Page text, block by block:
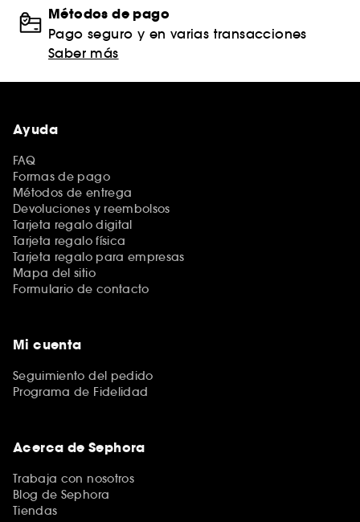
Métodos de pago
Pago seguro y en varias transacciones
Saber más
Ayuda
FAQ
Formas de pago
Métodos de entrega
Devoluciones y reembolsos
Tarjeta regalo digital
Tarjeta regalo física
Tarjeta regalo para empresas
Mapa del sitio
Formulario de contacto
Mi cuenta
Seguimiento del pedido
Programa de Fidelidad
Acerca de Sephora
Trabaja con nosotros
Blog de Sephora
Tiendas